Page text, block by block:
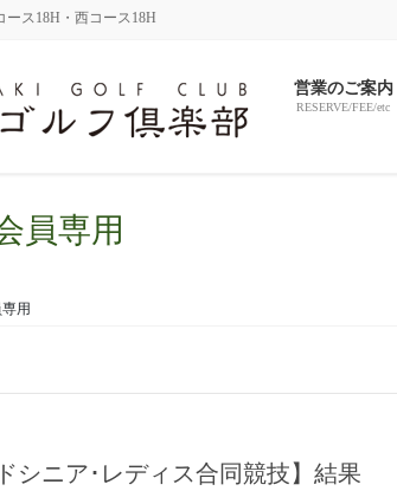
ス18H・西コース18H
営業のご案内
RESERVE/FEE/etc
員専用
用
シニア･レディス合同競技】結果